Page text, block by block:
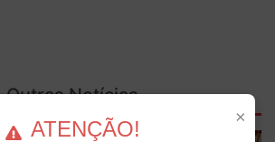
Outras Notícias
×
ATENÇÃO!